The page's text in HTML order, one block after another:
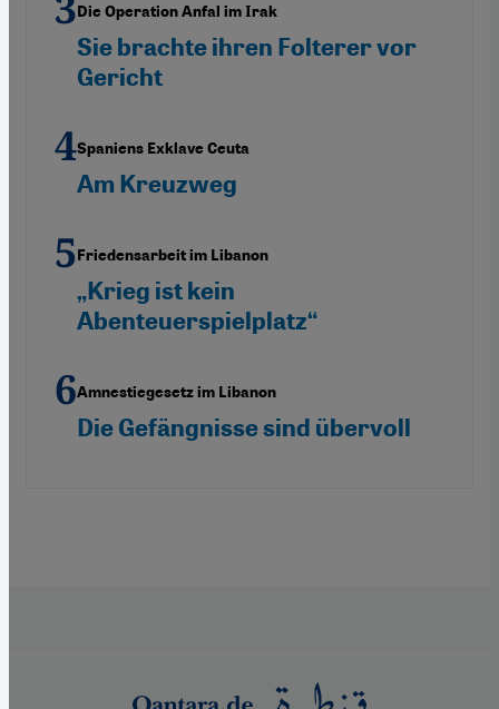
Die Operation Anfal im Irak
Sie brachte ihren Folterer vor
Gericht
Spaniens Exklave Ceuta
Am Kreuzweg
Friedensarbeit im Libanon
„Krieg ist kein
Abenteuerspielplatz“
Amnestiegesetz im Libanon
Die Gefängnisse sind übervoll